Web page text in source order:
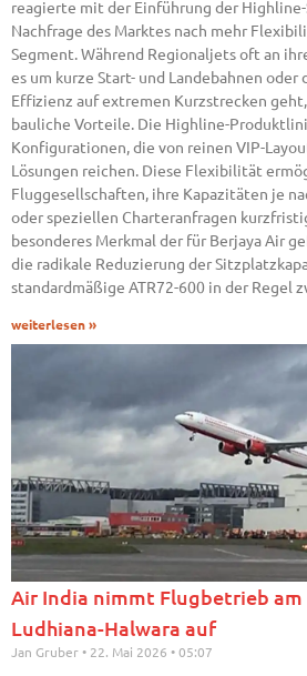
reagierte mit der Einführung der
Nachfrage des Marktes nach mehr
Segment. Während Regionaljets oft an
es um kurze Start- und Landebahnen
Effizienz auf extremen Kurzstrecken
bauliche Vorteile. Die Highline-
Konfigurationen, die von reinen VIP-
Lösungen reichen. Diese Flexibilität
Fluggesellschaften, ihre Kapazitäten je
oder speziellen Charteranfragen
besonderes Merkmal der für Berjaya Air
die radikale Reduzierung der
standardmäßige ATR72-600 in der Regel
weiterlesen »
Air India nimmt Flugbetrieb am
Ludhiana-Halwara auf
Jan Gruber 22. Mai 2026 05:07